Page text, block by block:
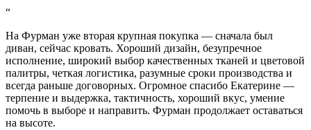
“
На Фурман уже вторая крупная покупка — сначала был
диван, сейчас кровать. Хороший дизайн, безупречное
исполнение, широкий выбор качественных тканей и цветовой
палитры, четкая логистика, разумные сроки производства и
всегда раньше договорных. Огромное спасибо Екатерине —
терпение и выдержка, тактичность, хороший вкус, умение
помочь в выборе и направить. Фурман продолжает оставаться
на высоте.